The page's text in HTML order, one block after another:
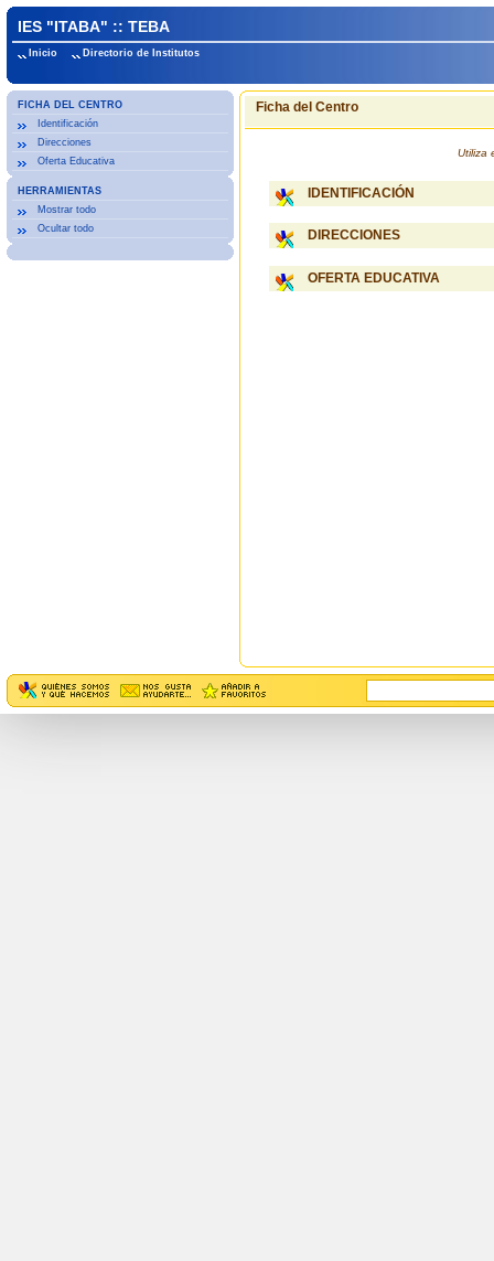
IES "ITABA" :: TEBA
Inicio Directorio de Institutos
FICHA DEL CENTRO
Identificación
Direcciones
Oferta Educativa
HERRAMIENTAS
Mostrar todo
Ocultar todo
Ficha del Centro
Utiliza
IDENTIFICACIÓN
DIRECCIONES
OFERTA EDUCATIVA